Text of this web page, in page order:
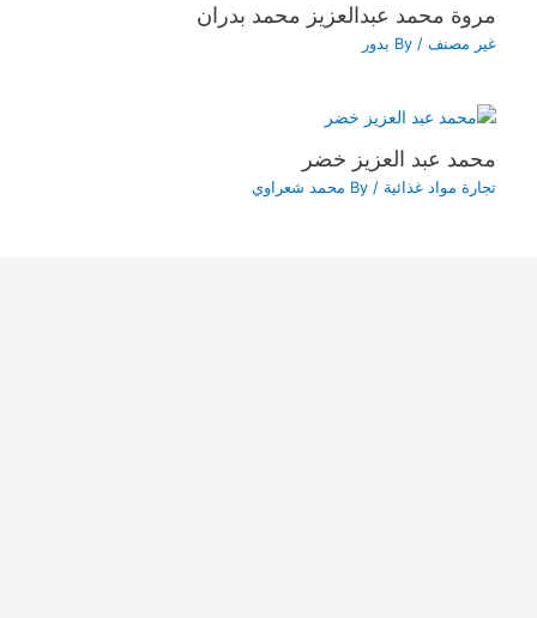
مروة محمد عبدالعزيز محمد بدران
غير مصنف / By بدور
محمد عبد العزيز خضر
تجارة مواد غذائية / By محمد شعراوي